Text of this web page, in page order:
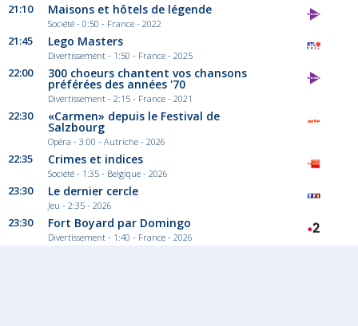
21:10 Maisons et hôtels de légende
Société - 0:50 - France - 2022
21:45 Lego Masters
Divertissement - 1:50 - France - 2025
22:00 300 choeurs chantent vos chansons
préférées des années '70
Divertissement - 2:15 - France - 2021
22:30 «Carmen» depuis le Festival de
Salzbourg
Opéra - 3:00 - Autriche - 2026
22:35 Crimes et indices
Société - 1:35 - Belgique - 2026
23:30 Le dernier cercle
Jeu - 2:35 - 2026
23:30 Fort Boyard par Domingo
Divertissement - 1:40 - France - 2026